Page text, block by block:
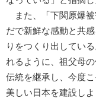
また、「下関原爆被
だで新鮮な感動と共
りをつくり出してい
れるように、祖父母
伝統を継承し、今度
美しい日本を建設し